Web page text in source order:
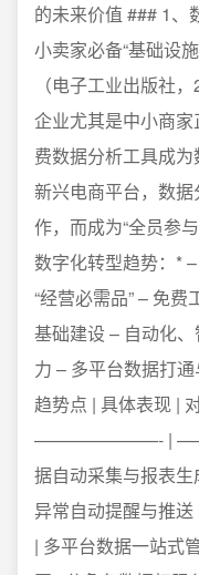
的未来价值 ### 1、
小卖家必备“基础设
（电子工业出版社
企业尤其是中小商
费数据分析工具成
新兴电商平台，数
作，而成为“全员参
数字化转型趋势：*
“经营必需品” – 免
基础建设 – 自动化
力 – 多平台数据打
趋势点 | 具体表现
———————- |
据自动采集与报表
异常自动提醒与推
| 多平台数据一站式